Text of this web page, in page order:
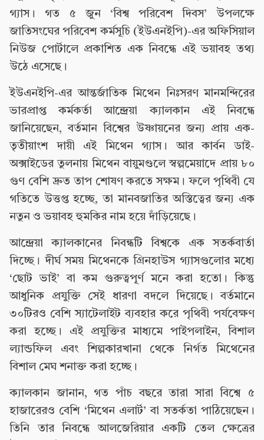
গ্যাস। গত ৫ জুন ‘বিশ্ব পরিবেশ দিবস’ উপলক্ষে
জাতিসংঘের পরিবেশ কর্মসূচি (ইউএনইপি)-এর অফিসিয়াল
নিউজ পোর্টালে প্রকাশিত এক নিবন্ধে এই ভয়াবহ তথ্য
উঠে এসেছে।
ইউএনইপি-এর আন্তর্জাতিক মিথেন নিঃসরণ মানমন্দিরের
ভারপ্রাপ্ত কর্মকর্তা আন্দ্রেয়া ক্যালকান এই নিবন্ধে
জানিয়েছেন, বর্তমান বিশ্বের উষ্ণায়নের জন্য প্রায় এক-
তৃতীয়াংশ দায়ী এই মিথেন গ্যাস। আর কার্বন ডাই-
অক্সাইডের তুলনায় মিথেন বায়ুমণ্ডলে স্বল্পমেয়াদে প্রায় ৮০
গুণ বেশি দ্রুত তাপ শোষণ করতে সক্ষম। ফলে পৃথিবী যে
গতিতে উত্তপ্ত হচ্ছে, তা মানবজাতির অস্তিত্বের জন্য এক
নতুন ও ভয়াবহ হুমকির নাম হয়ে দাঁড়িয়েছে।
আন্দ্রেয়া ক্যালকানের নিবন্ধটি বিশ্বকে এক সতর্কবার্তা
দিচ্ছে। দীর্ঘ সময় মিথেনকে গ্রিনহাউস গ্যাসগুলোর মধ্যে
‘ছোট ভাই’ বা কম গুরুত্বপূর্ণ মনে করা হতো। কিন্তু
আধুনিক প্রযুক্তি সেই ধারণা বদলে দিয়েছে। বর্তমানে
৩০টিরও বেশি স্যাটেলাইট ব্যবহার করে পৃথিবী পর্যবেক্ষণ
করা হচ্ছে। এই প্রযুক্তির মাধ্যমে পাইপলাইন, বিশাল
ল্যান্ডফিল এবং শিল্পকারখানা থেকে নির্গত মিথেনের
বিশাল মেঘ শনাক্ত করা হচ্ছে।
ক্যালকান জানান, গত পাঁচ বছরে তারা সারা বিশ্বে ৫
হাজারেরও বেশি ‘মিথেন এলার্ট’ বা সতর্কতা পাঠিয়েছেন।
তিনি তার নিবন্ধে আলজেরিয়ার একটি তেল ক্ষেত্রের